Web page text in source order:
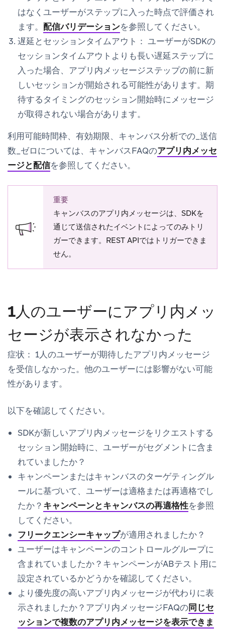
はなくユーザーがステップに入った時点で評価され
ます。 配信バリデーションを参照してください。
遅延とセッションタイムアウト： ユーザーがSDKの
セッションタイムアウトよりも長い遅延ステップに
入った場合、アプリ内メッセージステップの前に新
しいセッションが開始される可能性があります。期
待するタイミングのセッション開始時にメッセージ
が取得されない場合があります。
利用可能時間枠、有効期限、キャンバス分析での_送信
数_ゼロについては、キャンバスFAQのアプリ内メッセ
ージと配信を参照してください。
重要
キャンバスのアプリ内メッセージは、SDKを
通じて送信されたイベントによってのみトリ
ガーできます。REST APIではトリガーできま
せん。
1人のユーザーにアプリ内メッ
セージが表示されなかった
症状： 1人のユーザーが期待したアプリ内メッセージ
を受信しなかった。他のユーザーには影響がない可能
性があります。
以下を確認してください。
SDKが新しいアプリ内メッセージをリクエストする
セッション開始時に、ユーザーがセグメントに含ま
れていましたか？
キャンペーンまたはキャンバスのターゲティングル
ールに基づいて、ユーザーは適格または再適格でし
たか？ キャンペーンとキャンバスの再適格性を参照
してください。
フリークエンシーキャップが適用されましたか？
ユーザーはキャンペーンのコントロールグループに
含まれていましたか？キャンペーンがABテスト用に
設定されているかどうかを確認してください。
より優先度の高いアプリ内メッセージが代わりに表
示されましたか？アプリ内メッセージFAQの同じセ
ッションで複数のアプリ内メッセージを表示できま